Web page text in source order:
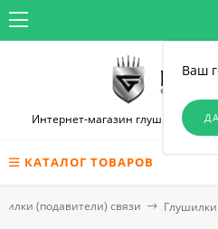
Ваш
Интернет-магазин глушилок
КАТАЛОГ ТОВАРОВ
(подавители) связи